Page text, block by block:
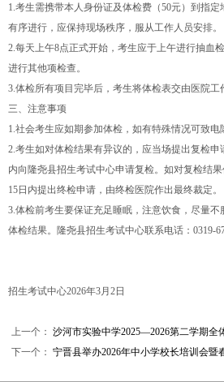
1.考生需携带本人身份证及体检费（50元）到指
有序进行，应保持现场秩序，服从工作人员安排。
2.每天上午8点正式开始，考生应于上午进行抽血
进行其他项检查。
3.体检所有项目完毕后，考生将体检表交由医院工
三、注意事项
1.社会考生应如期参加体检，如有特殊情况可致电
2.考生如对体检结果有异议的，应当场提出复检申
内向隆尧县招生考试中心申请复检。如对复检结
15日内提出终检申请，由终检医院作出最终裁定。
3.体检前考生要保证充足睡眠，注意饮食，尽量
体检结果。隆尧县招生考试中心联系电话：0319-
招生考试中心2026年3月2日
上一个： 沙河市实验中学2025—2026第二学期全
下一个： 宁晋县举办2026年中小学校长培训会暨